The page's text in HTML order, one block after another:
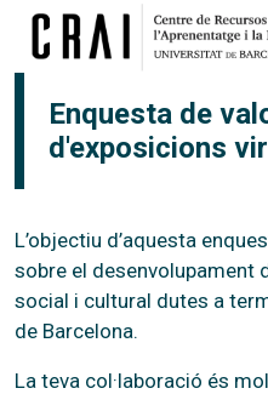
Enquesta de
d'exposicions
L’objectiu d’aquesta
sobre el desenvolupament
social i cultural dutes a
de Barcelona.
La teva col·laboració és